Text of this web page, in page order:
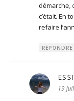
démarche,
c’était. En
refaire
RÉPONDRE
19